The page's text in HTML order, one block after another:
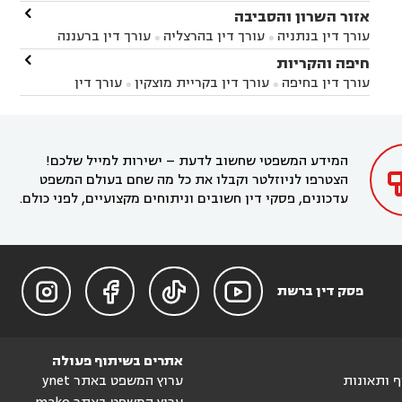
באשקלון
עורך דין בבאר טוביה עורך דין בגן יבנה
עורך דין בניר הבנים עורך דין בערד
זיקים
עורך דין בנתיבות עורך דין בקרית מלאכי
אזור השרון והסביבה
עורך דין בנתניה  עורך דין בהרצליה  עורך דין ברעננה
עורך דין בחדרה עורך דין בכפר סבא
עורך דין בהוד
השרון
עורך דין באבן יהודה
עורך דין בחריש  עורך דין בקיסריה  עורך דין בקדימה

חיפה והקריות
עורך דין בחיפה  עורך דין בקריית מוצקין 
עורך דין
בקרית מוצקין
עורך דין בקריית אתא
עורך דין

המידע המשפטי שחשוב לדעת – ישירות למייל שלכם!
הצטרפו לניוזלטר וקבלו את כל מה שחם בעולם המשפט
עדכונים, פסקי דין חשובים וניתוחים מקצועיים, לפני כולם.
פסק דין ברשת 



ותאונות
אתרים בשיתוף פעולה
ערוץ המשפט באתר ynet